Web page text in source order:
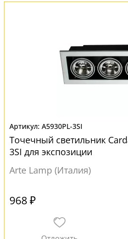
A5930PL-3SI
Точечный светильник
3SI для экспозиции
Arte Lamp (Италия)
968 ₽